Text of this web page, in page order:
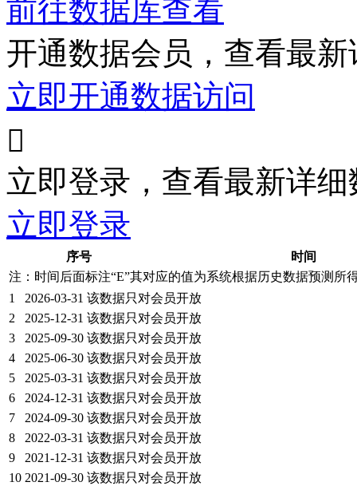
前往数据库查看
开通数据会员，查看最
立即开通数据访问

立即登录，查看最新详细
立即登录
序号
时间
注：时间后面标注“E”其对应的值为系统根据历史数据预测所
1
2026-03-31 该数据只对会员开放
2
2025-12-31 该数据只对会员开放
3
2025-09-30 该数据只对会员开放
4
2025-06-30 该数据只对会员开放
5
2025-03-31 该数据只对会员开放
6
2024-12-31 该数据只对会员开放
7
2024-09-30 该数据只对会员开放
8
2022-03-31 该数据只对会员开放
9
2021-12-31 该数据只对会员开放
10 2021-09-30 该数据只对会员开放